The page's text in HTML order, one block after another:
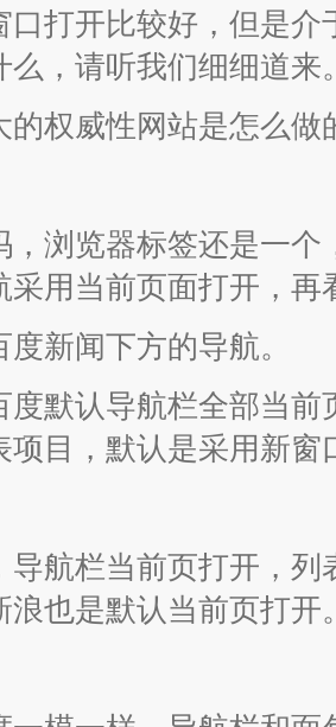
口打开比较好，但是
么，请听我们细细道来
的权威性网站是怎么
，浏览器标签还是一
采用当前页面打开，再
新闻下方的导航。
度默认导航栏全部当
项目，默认是采用新窗
导航栏当前页打开，
浪也是默认当前页打开